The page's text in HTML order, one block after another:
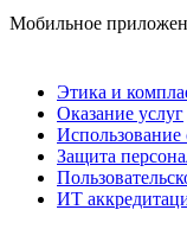
Мобильное
Этика и
Оказание услуг
Использование
Защита
ИТ